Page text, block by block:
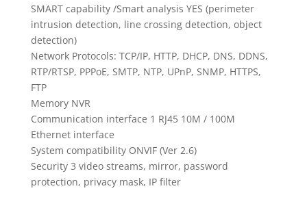
SMART capability /Smart analysis YES (perimeter
intrusion detection, line crossing detection, object
detection)
Network Protocols: TCP/IP, HTTP, DHCP, DNS, DDNS,
RTP/RTSP, PPPoE, SMTP, NTP, UPnP, SNMP, HTTPS,
FTP
Memory NVR
Communication interface 1 RJ45 10M / 100M
Ethernet interface
System compatibility ONVIF (Ver 2.6)
Security 3 video streams, mirror, password
protection, privacy mask, IP filter